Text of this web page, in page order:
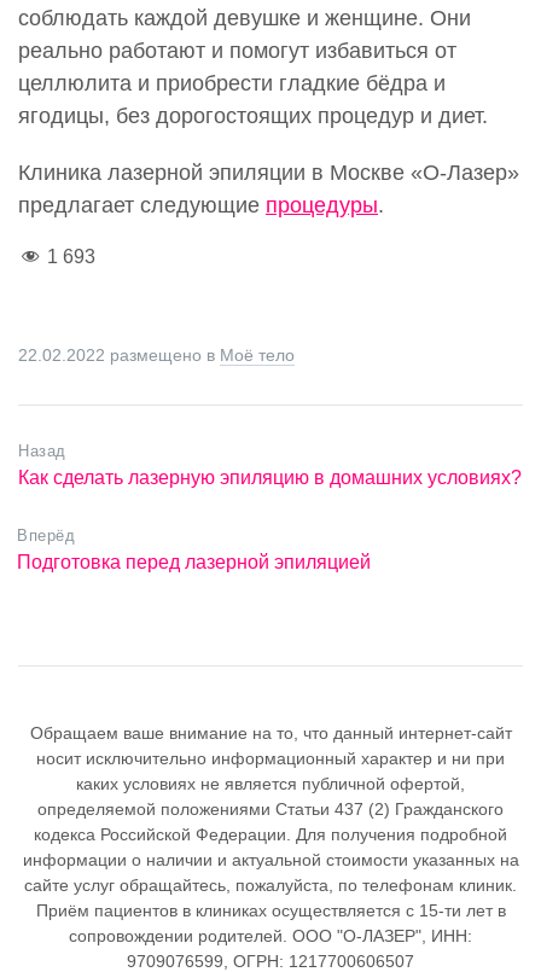
соблюдать каждой девушке и женщине. Они
реально работают и помогут избавиться от
целлюлита и приобрести гладкие бёдра и
ягодицы, без дорогостоящих процедур и диет.
Клиника лазерной эпиляции в Москве «О-Лазер»
предлагает следующие процедуры.
1 693
22.02.2022 размещено в Моё тело
Назад
Как сделать лазерную эпиляцию в домашних условиях?
Вперёд
Подготовка перед лазерной эпиляцией
Обращаем ваше внимание на то, что данный интернет-сайт
носит исключительно информационный характер и ни при
каких условиях не является публичной офертой,
определяемой положениями Статьи 437 (2) Гражданского
кодекса Российской Федерации. Для получения подробной
информации о наличии и актуальной стоимости указанных на
сайте услуг обращайтесь, пожалуйста, по телефонам клиник.
Приём пациентов в клиниках осуществляется с 15-ти лет в
сопровождении родителей. ООО "О-ЛАЗЕР", ИНН:
9709076599, ОГРН: 1217700606507